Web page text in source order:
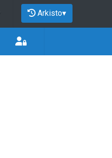
Arkisto▾